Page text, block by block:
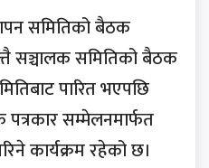
समितिको बैठक
सञ्चालक समितिको बैठक
पारित भएपछि
सम्मेलनमार्फत
कार्यक्रम रहेको छ।